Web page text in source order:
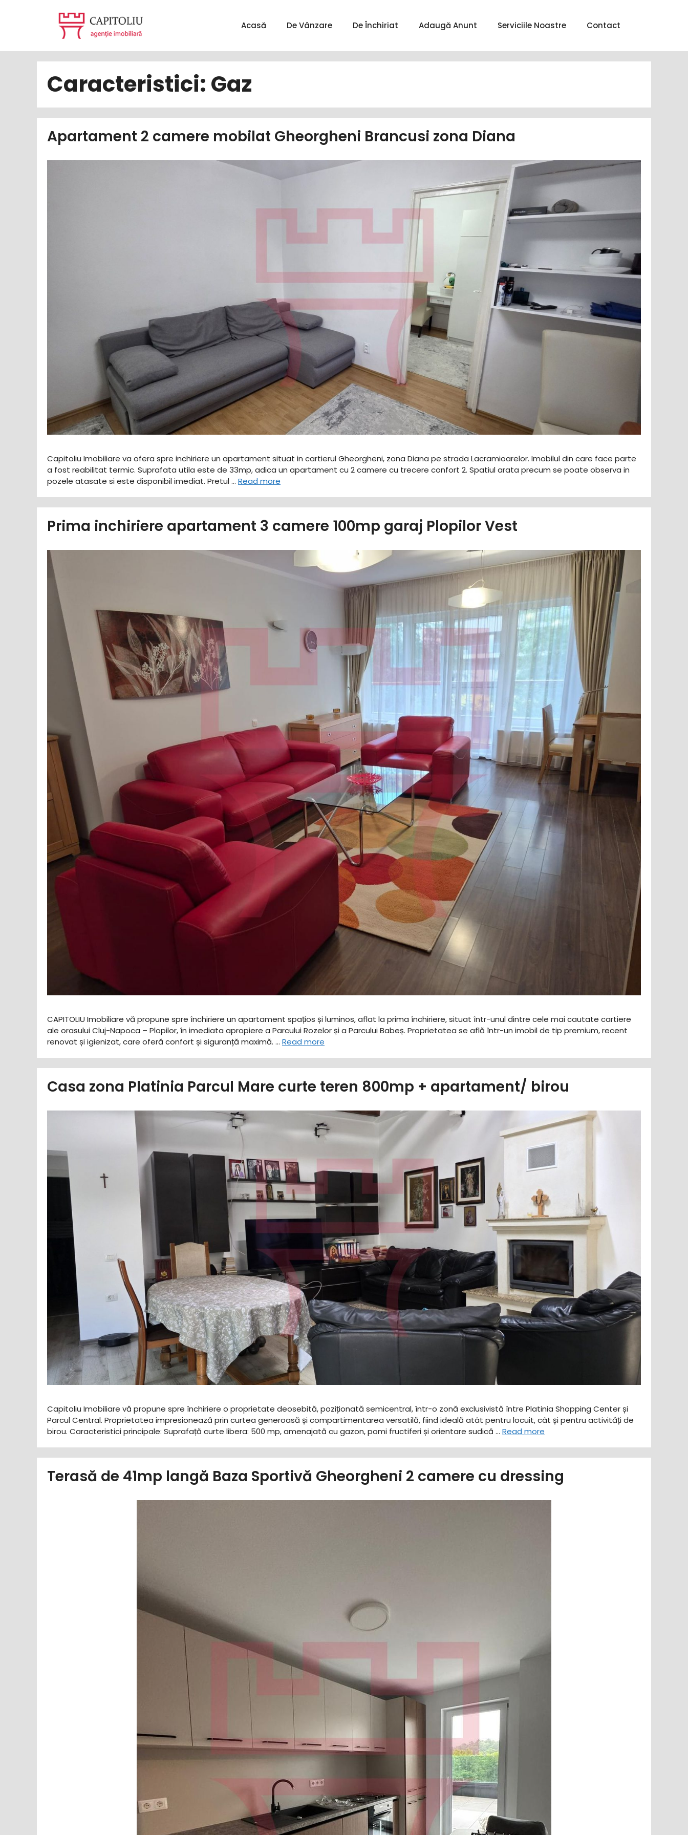
Acasă De Vânzare De Închiriat Adaugă Anunt Serviciile Noastre Contact
Caracteristici: Gaz
Apartament 2 camere mobilat Gheorgheni Brancusi zona Diana
Capitoliu Imobiliare va ofera spre inchiriere un apartament situat in cartierul Gheorgheni, zona Diana pe strada Lacramioarelor. Imobilul din care face parte
a fost reabilitat termic. Suprafata utila este de 33mp, adica un apartament cu 2 camere cu trecere confort 2. Spatiul arata precum se poate observa in
pozele atasate si este disponibil imediat. Pretul … Read more
Prima inchiriere apartament 3 camere 100mp garaj Plopilor Vest
CAPITOLIU Imobiliare vă propune spre închiriere un apartament spațios și luminos, aflat la prima închiriere, situat într-unul dintre cele mai cautate cartiere
ale orasului Cluj-Napoca – Plopilor, în imediata apropiere a Parcului Rozelor și a Parcului Babeș. ​Proprietatea se află într-un imobil de tip premium, recent
renovat și igienizat, care oferă confort și siguranță maximă. … Read more
Casa zona Platinia Parcul Mare curte teren 800mp + apartament/ birou
Capitoliu Imobiliare vă propune spre închiriere o proprietate deosebită, poziționată semicentral, într-o zonă exclusivistă între Platinia Shopping Center și
Parcul Central. Proprietatea impresionează prin curtea generoasă și compartimentarea versatilă, fiind ideală atât pentru locuit, cât și pentru activități de
birou. ​Caracteristici principale: ​Suprafață curte libera: 500 mp, amenajată cu gazon, pomi fructiferi și orientare sudică … Read more
Terasă de 41mp langă Baza Sportivă Gheorgheni 2 camere cu dressing